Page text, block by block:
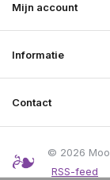
Mijn account
Informatie
Contact
© 2026
RSS-feed